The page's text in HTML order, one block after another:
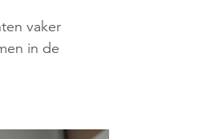
vaker
in de